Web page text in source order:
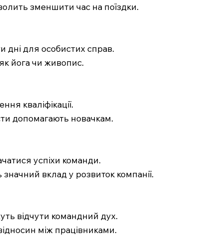
зменшити час на поїздки.
дні для особистих справ.
йога чи живопис.
кваліфікації.
допомагають новачкам.
успіхи команди.
вклад у розвиток компанії.
відчути командний дух.
між працівниками.